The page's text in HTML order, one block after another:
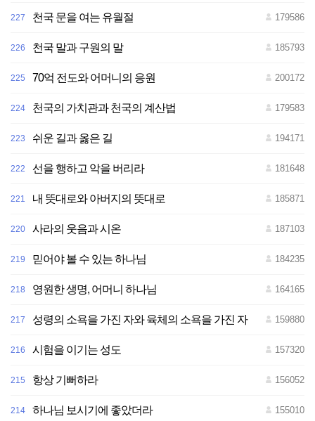
227 천국 문을 여는 유월절 179586
226 천국 말과 구원의 말 185793
225 70억 전도와 어머니의 응원 200172
224 천국의 가치관과 천국의 계산법 179583
223 쉬운 길과 옳은 길 194171
222 선을 행하고 악을 버리라 181648
221 내 뜻대로와 아버지의 뜻대로 185871
220 사라의 웃음과 시온 187103
219 믿어야 볼 수 있는 하나님 184235
218 영원한 생명, 어머니 하나님 164165
217 성령의 소욕을 가진 자와 육체의 소욕을 가진 자 159880
216 시험을 이기는 성도 157320
215 항상 기뻐하라 156052
214 하나님 보시기에 좋았더라 155010